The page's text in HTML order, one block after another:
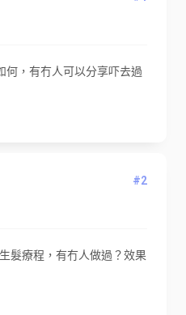
，有冇人可以分享吓去過
#2
髮療程，有冇人做過？效果